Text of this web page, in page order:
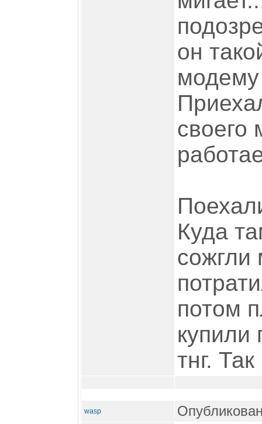
он
модему
своего
Куда
сожгли
потом
купили
тнг.
wasp